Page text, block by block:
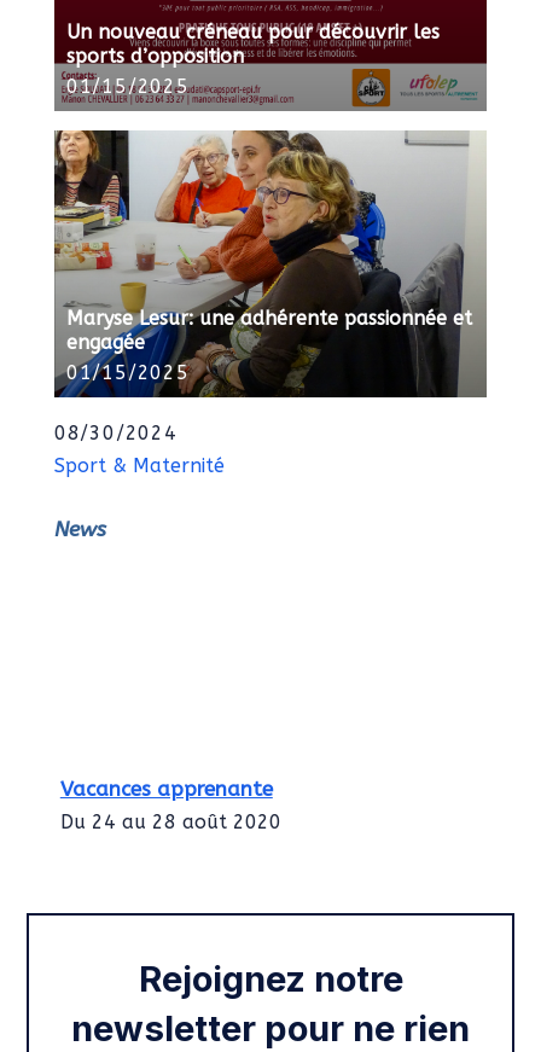
Un nouveau créneau pour découvrir les
sports d’opposition
01/15/2025
Maryse Lesur: une adhérente passionnée et
engagée
01/15/2025
08/30/2024
Sport & Maternité
News
Vacances apprenante
Du 24 au 28 août 2020
Rentrée 2020
Rejoignez notre
newsletter pour ne rien